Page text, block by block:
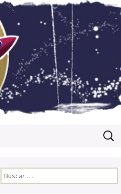
Buscar:
Buscar: